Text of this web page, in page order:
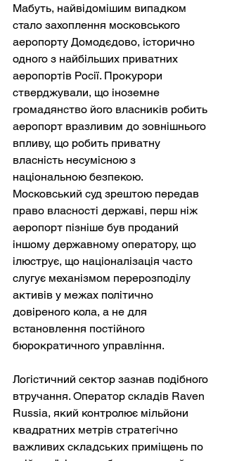
Мабуть, найвідомішим випадком
стало захоплення московського
аеропорту Домодєдово, історично
одного з найбільших приватних
аеропортів Росії. Прокурори
стверджували, що іноземне
громадянство його власників робить
аеропорт вразливим до зовнішнього
впливу, що робить приватну
власність несумісною з
національною безпекою.
Московський суд зрештою передав
право власності державі, перш ніж
аеропорт пізніше був проданий
іншому державному оператору, що
ілюструє, що націоналізація часто
слугує механізмом перерозподілу
активів у межах політично
довіреного кола, а не для
встановлення постійного
бюрократичного управління.
Логістичний сектор зазнав подібного
втручання. Оператор складів Raven
Russia, який контролює мільйони
квадратних метрів стратегічно
важливих складських приміщень по